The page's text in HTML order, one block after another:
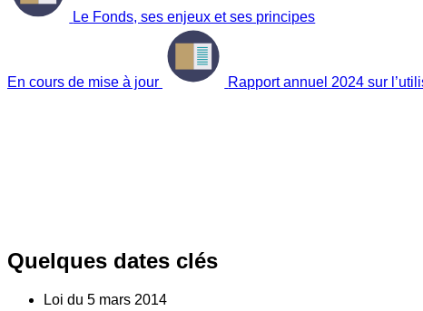
Le Fonds, ses enjeux et ses principes
En cours de mise à jour Rapport annuel 2024 sur
Quelques dates clés
Loi du 5 mars 2014